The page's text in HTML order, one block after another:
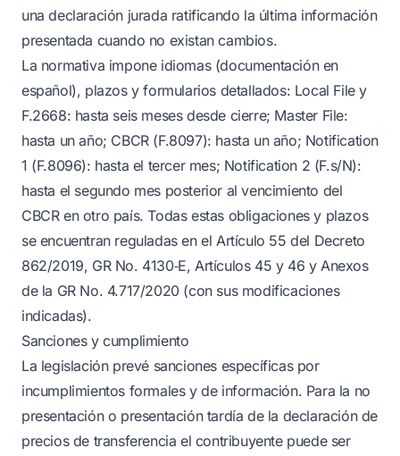
una declaración jurada ratificando la última información
presentada cuando no existan cambios.
La normativa impone idiomas (documentación en
español), plazos y formularios detallados: Local File y
F.2668: hasta seis meses desde cierre; Master File:
hasta un año; CBCR (F.8097): hasta un año; Notification
1 (F.8096): hasta el tercer mes; Notification 2 (F.s/N):
hasta el segundo mes posterior al vencimiento del
CBCR en otro país. Todas estas obligaciones y plazos
se encuentran reguladas en el Artículo 55 del Decreto
862/2019, GR No. 4130‑E, Artículos 45 y 46 y Anexos
de la GR No. 4.717/2020 (con sus modificaciones
indicadas).
Sanciones y cumplimiento
La legislación prevé sanciones específicas por
incumplimientos formales y de información. Para la no
presentación o presentación tardía de la declaración de
precios de transferencia el contribuyente puede ser